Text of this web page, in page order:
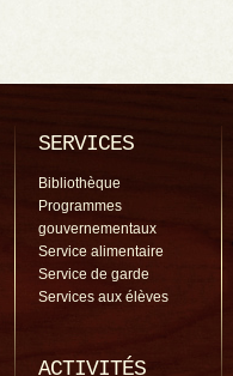
SERVICES
Bibliothèque
Programmes
gouvernementaux
Service alimentaire
Service de garde
Services aux élèves
ACTIVITÉS